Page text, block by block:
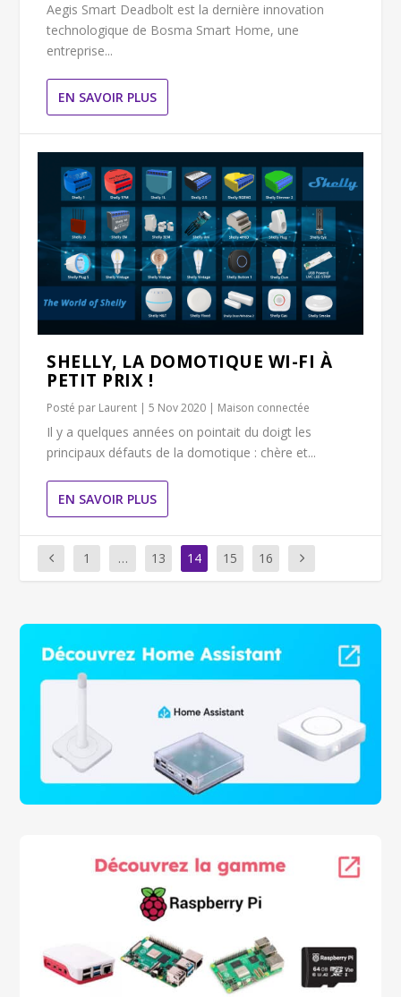
Aegis Smart Deadbolt est la dernière innovation
technologique de Bosma Smart Home, une
entreprise...
EN SAVOIR PLUS
SHELLY, LA DOMOTIQUE WI-FI À
PETIT PRIX !
Posté par Laurent |5 Nov 2020 Maison connectée
Il y a quelques années on pointait du doigt les
principaux défauts de la domotique : chère et...
EN SAVOIR PLUS
1 … 13 14 15 16